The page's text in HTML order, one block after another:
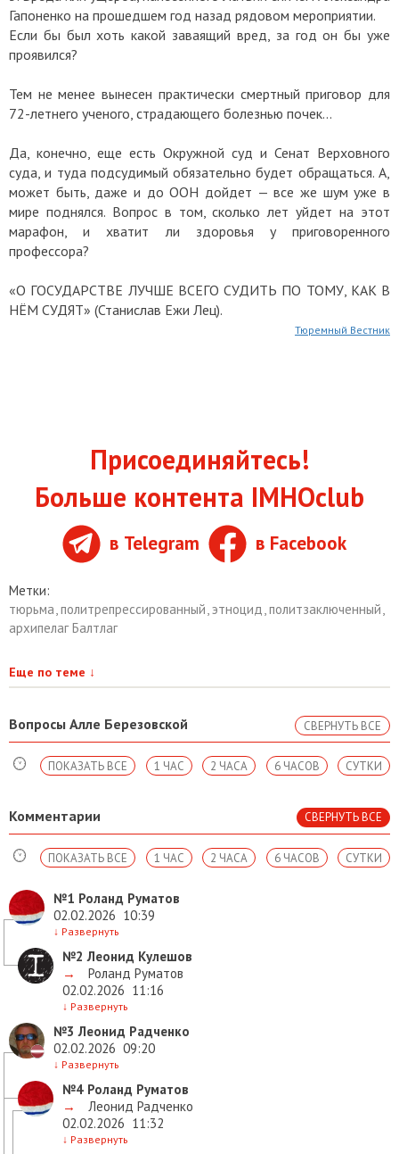
Гапоненко на прошедшем год назад рядовом мероприятии.
Если бы был хоть какой заваящий вред, за год он бы уже
проявился?
Тем не менее вынесен практически смертный приговор для
72-летнего ученого, страдающего болезнью почек…
Да, конечно, еще есть Окружной суд и Сенат Верховного
суда, и туда подсудимый обязательно будет обращаться. А,
может быть, даже и до ООН дойдет — все же шум уже в
мире поднялся. Вопрос в том, сколько лет уйдет на этот
марафон, и хватит ли здоровья у приговоренного
профессора?
«О ГОСУДАРСТВЕ ЛУЧШЕ ВСЕГО СУДИТЬ ПО ТОМУ, КАК В
НЁМ СУДЯТ» (Станислав Ежи Лец).
Тюремный Вестник
Присоединяйтесь!
Больше контента IMHOclub
в Telegram в Facebook
Метки:
тюрьма политрепрессированный этноцид политзаключенный
архипелаг Балтлаг
Еще по теме ↓
Вопросы Алле Березовской СВЕРНУТЬ ВСЕ
СУТКИ
6 ЧАСОВ
2 ЧАСА
1 ЧАС
ПОКАЗАТЬ ВСЕ
Комментарии СВЕРНУТЬ ВСЕ
СУТКИ
6 ЧАСОВ
2 ЧАСА
1 ЧАС
ПОКАЗАТЬ ВСЕ
№1 Роланд Руматов
02.02.2026 10:39
↓ Развернуть
№2 Леонид Кулешов
→
Роланд Руматов
02.02.2026 11:16
↓ Развернуть
№3 Леонид Радченко
02.02.2026 09:20
↓ Развернуть
№4 Роланд Руматов
→
Леонид Радченко
02.02.2026 11:32
↓ Развернуть